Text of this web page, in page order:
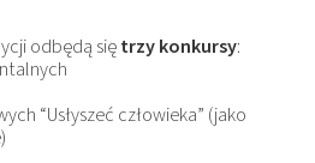
odbędą siętrzy konkursy:
“Usłyszeć człowieka” (jako